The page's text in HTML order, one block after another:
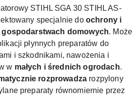
STIHL SGA 30 STIHL AS-
specjalnie do ochrony i
domowych. Może
płynnych preparatów do
i szkodnikami, nawożenia i
w małych i średnich ogrodach.
rozprowadza rozpylony
preparaty równomiernie przez